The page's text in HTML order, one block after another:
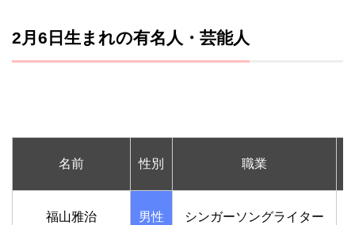
2月6日生まれの有名人・芸能人
名前 性別 職業
福山雅治 男性 シンガーソングライター